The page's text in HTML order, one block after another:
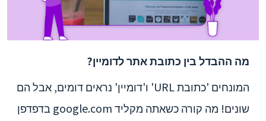
מה ההבדל בין כתובת אתר לדומיין?
המונחים 'כתובת URL' ו'דומיין' נראים דומים, אבל הם
שונים! מה קורה כשאתה מקליד google.com בדפדפן